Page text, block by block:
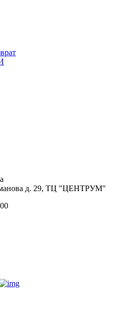
д. 29, ТЦ "ЦЕНТРУМ"